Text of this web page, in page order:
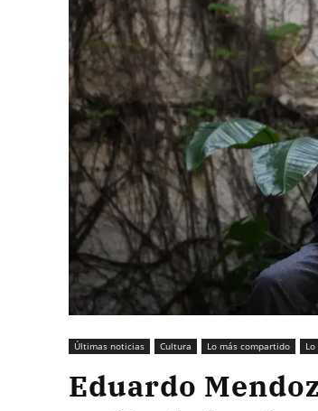
Últimas noticias Cultura Lo más compartido
Eduardo